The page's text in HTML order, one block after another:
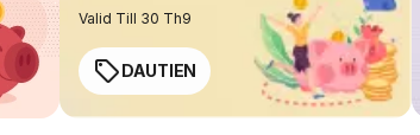
Valid Till 30 Th9
DAUTIEN